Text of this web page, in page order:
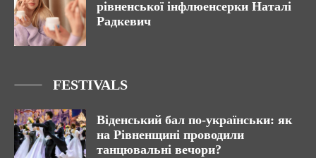
рівненської інфлюенсерки Наталі
Радкевич
FESTIVALS
Віденський бал по-українськи: як
на Рівненщині проводили
танцювальні вечори?